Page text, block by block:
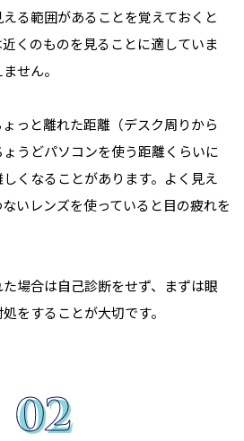
る範囲があることを覚えておくと
くのものを見ることに適していま
せん。
っと離れた距離（デスク周りから
うどパソコンを使う距離くらいに
くなることがあります。よく見え
いレンズを使っていると目の疲れを
場合は自己診断をせず、まずは眼
をすることが大切です。